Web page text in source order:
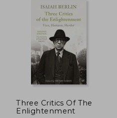
$ 42.481
Three Critics Of The
Enlightenment